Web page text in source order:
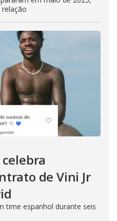
de Vini Jr
time espanhol durante seis